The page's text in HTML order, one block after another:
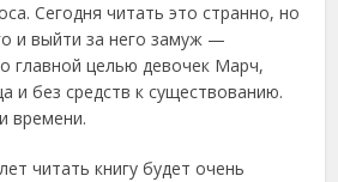
Сегодня читать это странно, но
и выйти за него замуж —
главной целью девочек Марч,
и без средств к существованию.
времени.
читать книгу будет очень